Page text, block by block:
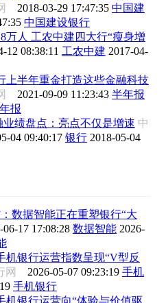
2018-03-29 17:47:35 中国建
中国建设银行
万人 工农中建四大行“瘦身增
12 08:38:11 工农中建 2017-04-
上半年重金打造这些金融科技
2021-09-09 11:23:43 半年报
报
业绩盘点：亮点不仅是增速 中
04 09:40:17 银行 2018-05-04
数据智能正在重塑银行“大
06-17 17:08:28 数据智能 2026-
机银行运营指数呈现“V型反
网 2026-05-07 09:23:19 手机
手机银行
机银行运营向“体验与价值驱